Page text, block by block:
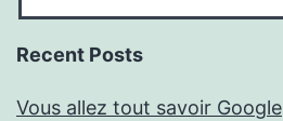
Recent Posts
Vous allez tout savoir Google